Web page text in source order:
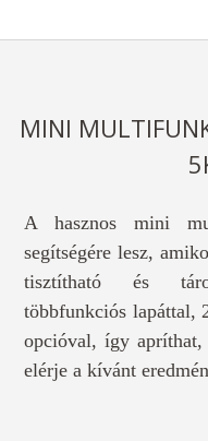
MINI
A hasznos mini
segítségére lesz,
tisztítható és
többfunkciós lapáttal,
opcióval, így
elérje a kívánt